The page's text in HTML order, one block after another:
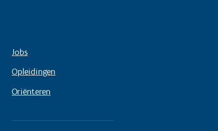
Jobs
Opleidingen
Oriënteren